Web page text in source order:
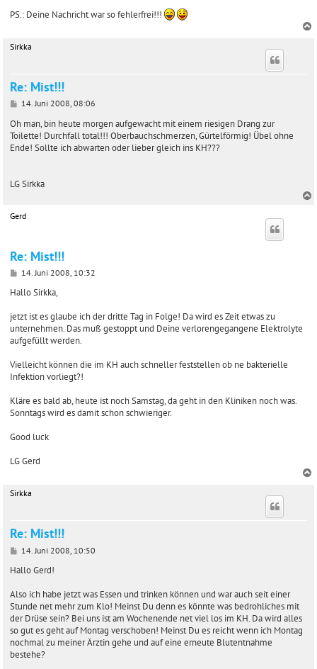
PS.: Deine Nachricht war so fehlerfrei!!!
Sirkka
Re: Mist!!!
B
i
t
r
a
14. Juni 2008, 08:06
Oh man, bin heute morgen aufgewacht mit einem riesigen Drang zur
Toilette! Durchfall total!!! Oberbauchschmerzen, Gürtelförmig! Übel ohne
Ende! Sollte ich abwarten oder lieber gleich ins KH???
LG Sirkka
Gerd
Re: Mist!!!
B
i
a
g
14. Juni 2008, 10:32
Hallo Sirkka,
jetzt ist es glaube ich der dritte Tag in Folge! Da wird es Zeit etwas zu
unternehmen. Das muß gestoppt und Deine verlorengegangene Elektrolyte
aufgefüllt werden.
Vielleicht können die im KH auch schneller feststellen ob ne bakterielle
Infektion vorliegt?!
Kläre es bald ab, heute ist noch Samstag, da geht in den Kliniken noch was.
Sonntags wird es damit schon schwieriger.
Good luck
LG Gerd
Sirkka
Re: Mist!!!
B
i
a
g
14. Juni 2008, 10:50
Hallo Gerd!
Also ich habe jetzt was Essen und trinken können und war auch seit einer
Stunde net mehr zum Klo! Meinst Du denn es könnte was bedrohliches mit
der Drüse sein? Bei uns ist am Wochenende net viel los im KH. Da wird alles
so gut es geht auf Montag verschoben! Meinst Du es reicht wenn ich Montag
nochmal zu meiner Ärztin gehe und auf eine erneute Blutentnahme
bestehe?